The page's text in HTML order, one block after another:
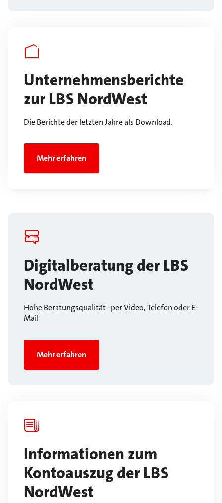
Unternehmensberichte
zur LBS NordWest
Die Berichte der letzten Jahre als Download.
Mehr erfahren
Digitalberatung der LBS
NordWest
Hohe Beratungsqualität - per Video, Telefon oder E-
Mail
Mehr erfahren
Informationen zum
Kontoauszug der LBS
NordWest